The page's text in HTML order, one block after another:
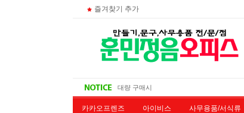
즐겨찾기 추가
주문 조회
무통장 입금시
대량 구매시
카카오프렌즈 아이비스 사무용품/서식류